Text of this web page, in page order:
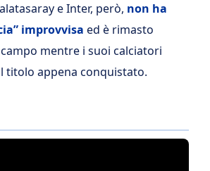
e Inter, però, non ha
improvvisa ed è rimasto
mentre i suoi calciatori
titolo appena conquistato.